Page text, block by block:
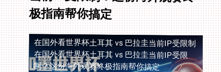
极指南帮你搞定
在国外看世界杯土耳其 vs 巴拉圭当前IP受限制
在国外看世界杯土耳其 vs 巴拉圭当前IP受限
制？这份海外观赛终极指南帮你搞定